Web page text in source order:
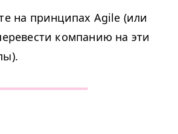
на принципах Agile (или
компанию на эти